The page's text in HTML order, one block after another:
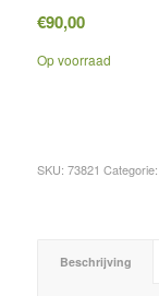
€90,00
Op voorraad
SKU: 73821 Categorie:
Beschrijving